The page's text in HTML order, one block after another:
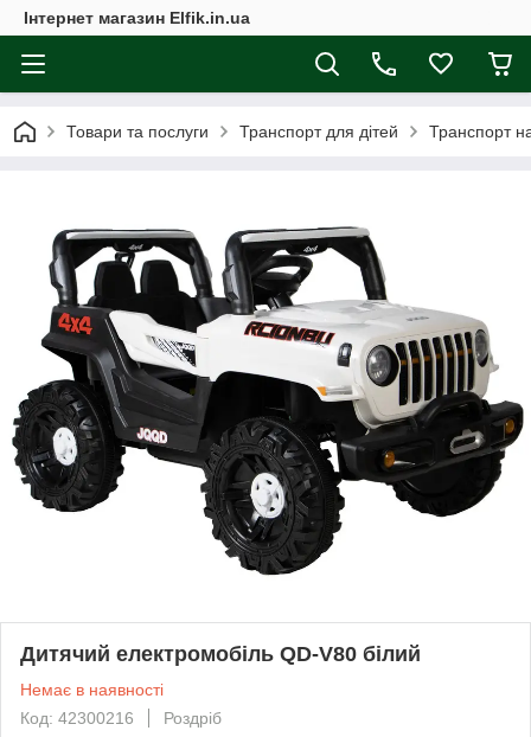
Інтернет магазин Elfik.in.ua
Товари та послуги Транспорт для дітей Транспорт
Дитячий електромобіль QD-V80 білий
Немає в наявності
Код: 42300216
Роздріб